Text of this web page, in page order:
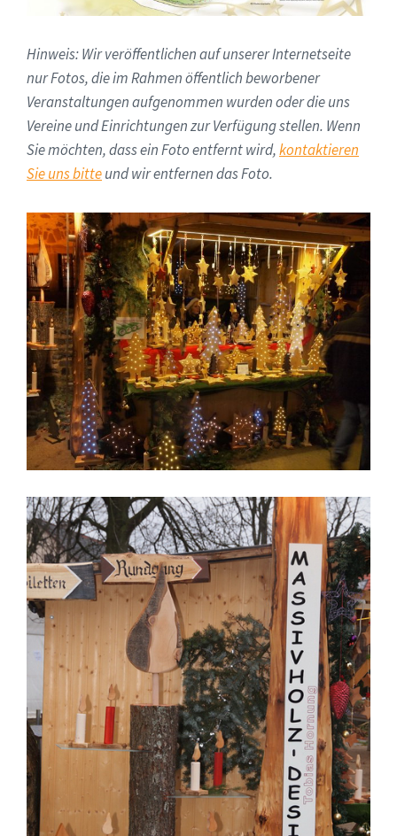
Hinweis: Wir veröffentlichen auf unserer Internetseite
nur Fotos, die im Rahmen öffentlich beworbener
Veranstaltungen aufgenommen wurden oder die uns
Vereine und Einrichtungen zur Verfügung stellen. Wenn
Sie möchten, dass ein Foto entfernt wird,kontaktieren
Sie uns bitteund wir entfernen das Foto.